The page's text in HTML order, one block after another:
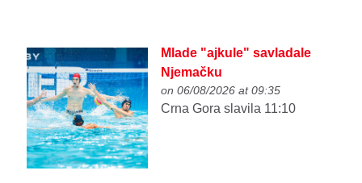
Mlade "ajkule" savladale
Njemačku
on 06/08/2026 at 09:35
Crna Gora slavila 11:10